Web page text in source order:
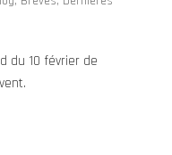
du 10 février de